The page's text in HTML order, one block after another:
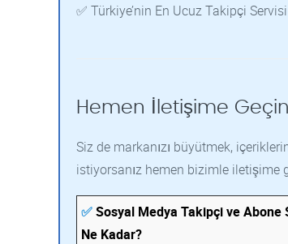
✅ Türkiye’nin En Ucuz Takipçi Servisi
Hemen İletişime
Siz de markanızı büyütmek,
istiyorsanız hemen bizimle iletişime
✅Sosyal Medya Takipçi ve Abone
Ne Kadar?